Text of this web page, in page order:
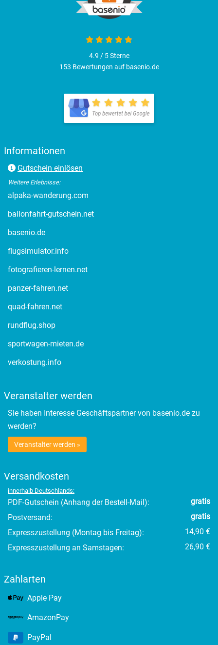
4.9 / 5Sterne
153 Bewertungen auf basenio.de
Informationen
Gutschein einlösen
Weitere Erlebnisse:
alpaka-wanderung.com
ballonfahrt-gutschein.net
basenio.de
flugsimulator.info
fotografieren-lernen.net
panzer-fahren.net
quad-fahren.net
rundflug.shop
sportwagen-mieten.de
verkostung.info
Veranstalter werden
Sie haben Interesse Geschäftspartner von basenio.de zu
werden?
Veranstalter werden »
Versandkosten
innerhalb Deutschlands:
PDF-Gutschein (Anhang der Bestell-Mail):
gratis
Postversand:
gratis
Expresszustellung (Montag bis Freitag):
14,90 €
Expresszustellung an Samstagen:
26,90 €
Zahlarten
Apple Pay
AmazonPay
PayPal
Rheine
Rodgau
Rottweil
Rügen
Salzgitter
Schongau
Segeberg
Seligenstadt
Speyer
Stade
Stendal
Stettiner Haff
Stormarn